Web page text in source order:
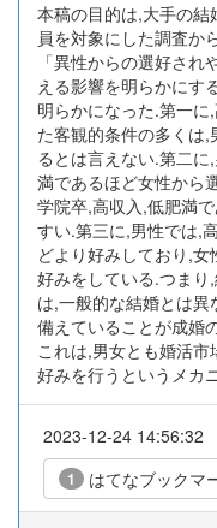
本稿の目的は,大手の
員を対象にした調査か
「異性からの選好さ
える影響を明らかにす
明らかになった.第一
た客観的条件の多くは
るとは言えない.第二
満であるほど女性から
学院卒,高収入,低肥満
すい.第三に,男性では,
どより好みしており,
好みをしている.つま
は,一般的な結婚とは
備えていることが成婚
これは,男女とも婚活市
好みを行うというメカ
2023-12-24 14:56:32
1 はてなブックマ